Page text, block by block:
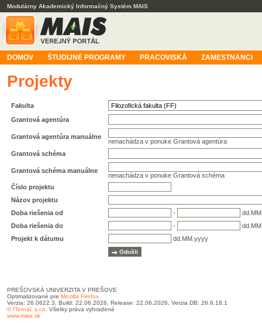
Modulárny Akademický Informačný Systém MAIS
DOMOV ŠTUDIJNÉ PROGRAMY PRACOVISKÁ ZAMESTNANCI
Projekty
Fakulta
Grantová agentúra
Grantová agentúra manuálne
nenachádza v ponuke Grantová agentúra
Grantová schéma
Grantová schéma manuálne
nenachádza v ponuke Grantová schéma
Číslo projektu
Názov projektu
Doba riešenia od
-
Doba riešenia do
-
Projekt k dátumu
dd.MM.yyyy
PREŠOVSKÁ UNIVERZITA V PREŠOVE
Optimalizované pre Mozilla Firefox
Verzia: 26.0622.3, Build: 22.06.2026, Release: 22.06.2026, Verzia DB: 26.6.18.1
© ITernal, s.r.o. Všetky práva vyhradené
www.mais.sk